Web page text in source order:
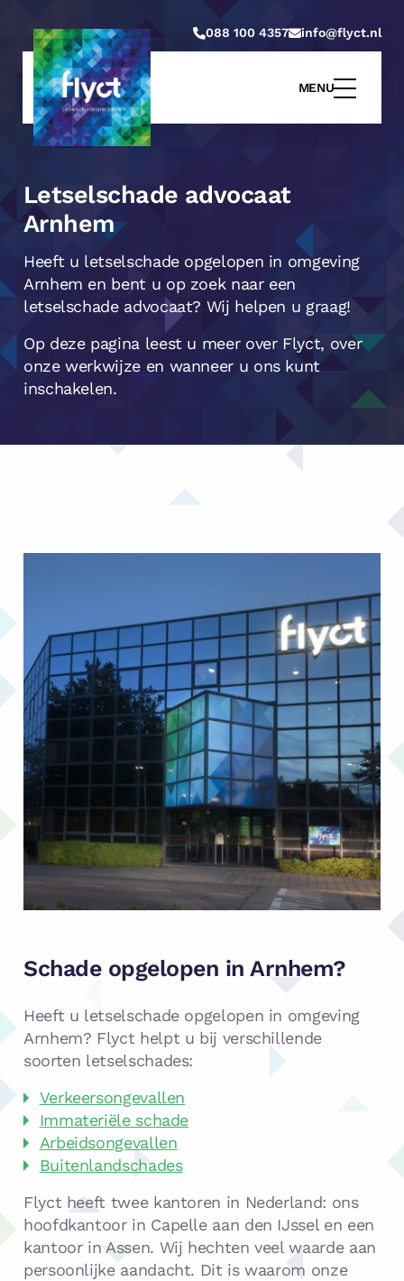
088 100 4357 info@flyct.nl
MENU
Letselschade advocaat
Arnhem
Heeft u letselschade opgelopen in omgeving
Arnhem en bent u op zoek naar een
letselschade advocaat? Wij helpen u graag!
Op deze pagina leest u meer over Flyct, over
onze werkwijze en wanneer u ons kunt
inschakelen.
Schade opgelopen in Arnhem?
Heeft u letselschade opgelopen in omgeving
Arnhem? Flyct helpt u bij verschillende
soorten letselschades:
Verkeersongevallen
Immateriële schade
Arbeidsongevallen
Buitenlandschades
Flyct heeft twee kantoren in Nederland: ons
hoofdkantoor in Capelle aan den IJssel en een
kantoor in Assen. Wij hechten veel waarde aan
persoonlijke aandacht. Dit is waarom onze